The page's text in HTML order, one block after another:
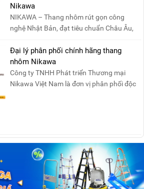
Nikawa
NIKAWA – Thang nhôm rút gọn công
nghệ Nhật Bản, đạt tiêu chuẩn Châu Âu,
đảm bảo sự an toàn tuy....
Đại lý phân phối chính hãng thang
nhôm Nikawa
Công ty TNHH Phát triển Thương mại
Nikawa Việt Nam là đơn vị phân phối độc